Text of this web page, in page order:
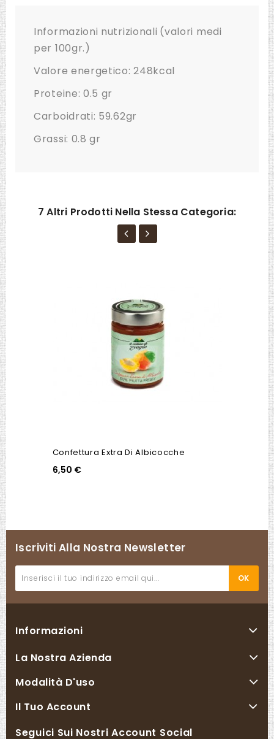
Informazioni nutrizionali (valori medi
per 100gr.)
Valore energetico: 248kcal
Proteine: 0.5 gr
Carboidrati: 59.62gr
Grassi: 0.8 gr
7 Altri Prodotti Nella Stessa Categoria:
Confettura Extra Di Albicocche
6,50 €
Iscriviti Alla Nostra Newsletter
Informazioni
La Nostra Azienda
Modalità D'uso
Il Tuo Account
Seguici Sui Nostri Account Social